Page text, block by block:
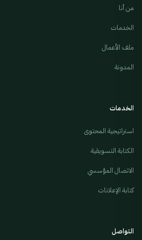
من أنا
الخدمات
ملف الأعمال
المدونة
الخدمات
استراتيجية المحتوى
الكتابة التسويقية
الاتصال المؤسسي
كتابة الإعلانات
التواصل